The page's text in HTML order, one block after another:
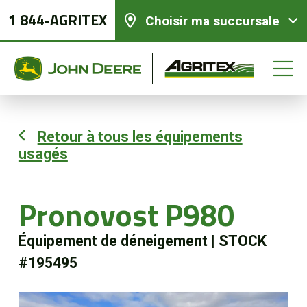
1 844-AGRITEX Choisir ma succursale
Retour à tous les équipements
usagés
Pronovost P980
Équipement de déneigement
STOCK
#195495
Équipements neufs
Équipements usagés
Pièces et services
Agriculture de précision